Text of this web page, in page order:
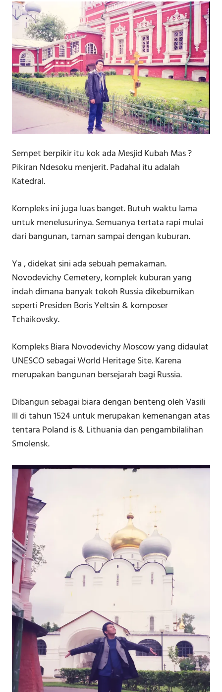
Sempet berpikir itu kok ada Mesjid Kubah Mas ?
Pikiran Ndesoku menjerit. Padahal itu adalah
Katedral.
Kompleks ini juga luas banget. Butuh waktu lama
untuk menelusurinya. Semuanya tertata rapi mulai
dari bangunan, taman sampai dengan kuburan.
Ya , didekat sini ada sebuah pemakaman.
Novodevichy Cemetery, komplek kuburan yang
indah dimana banyak tokoh Russia dikebumikan
seperti Presiden Boris Yeltsin & komposer
Tchaikovsky. ⁣⁣⁣
Kompleks Biara Novodevichy Moscow yang didaulat
UNESCO sebagai World Heritage Site. Karena
merupakan bangunan bersejarah bagi Russia.
Dibangun sebagai biara dengan benteng oleh Vasili
III di tahun 1524 untuk merupakan kemenangan atas
tentara Poland is & Lithuania dan pengambilalihan
Smolensk.